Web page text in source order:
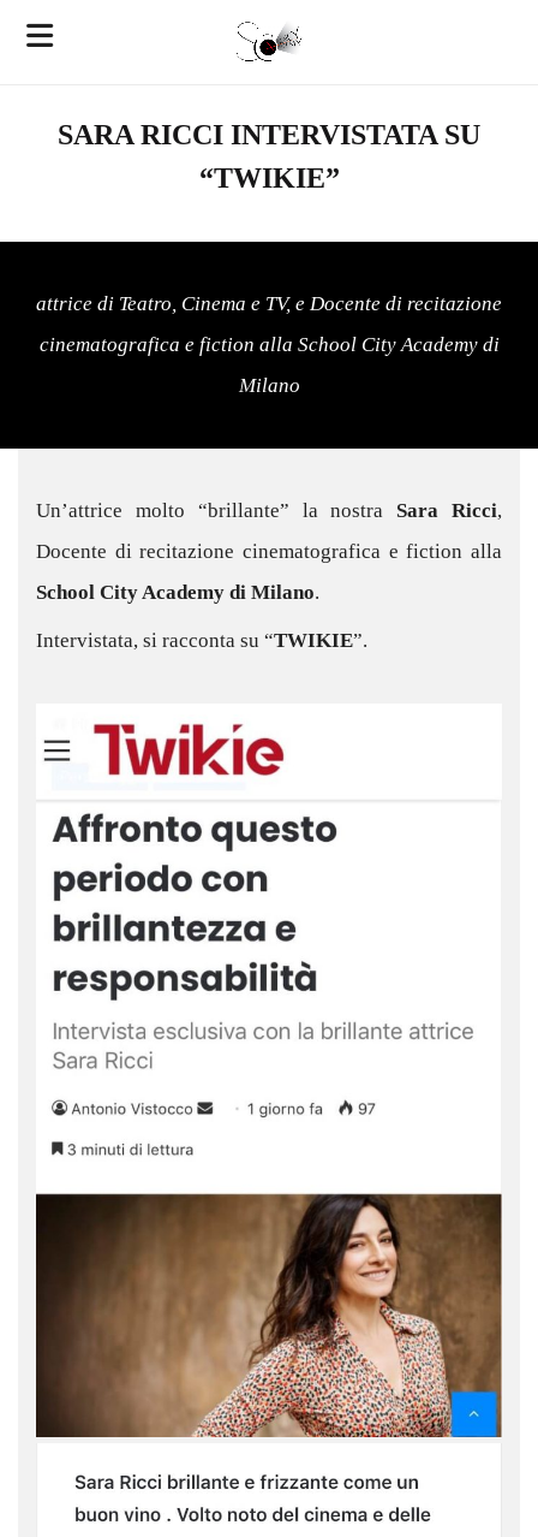
SARA RICCI INTERVISTATA SU
“TWIKIE”
attrice di Teatro, Cinema e TV, e Docente di recitazione
cinematografica e fiction alla School City Academy di
Milano
Un’attrice molto “brillante” la nostra Sara Ricci,
Docente di recitazione cinematografica e fiction alla
School City Academy di Milano.
Intervistata, si racconta su “TWIKIE”.